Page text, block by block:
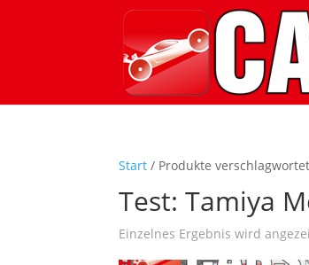
Start / Produkte
Test: Tamiya
Einzelnes Ergebnis wird